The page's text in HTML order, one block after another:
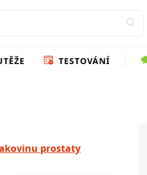
TESTOVÁNÍ
prostaty